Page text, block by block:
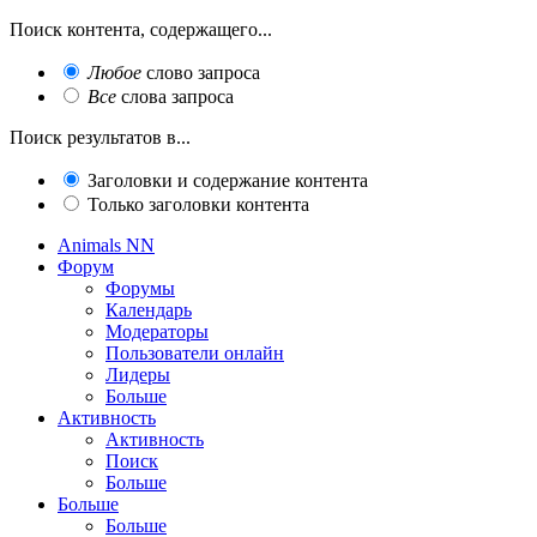
Поиск контента, содержащего...
Любое слово запроса
Все слова запроса
Поиск результатов в...
Заголовки и содержание контента
Только заголовки контента
Animals NN
Форум
Форумы
Календарь
Модераторы
Пользователи онлайн
Лидеры
Больше
Активность
Активность
Поиск
Больше
Больше
Больше